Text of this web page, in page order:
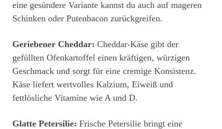
eine gesündere Variante kannst du auch auf mageren
Schinken oder Putenbacon zurückgreifen.
Geriebener Cheddar: Cheddar-Käse gibt der
gefüllten Ofenkartoffel einen kräftigen, würzigen
Geschmack und sorgt für eine cremige Konsistenz.
Käse liefert wertvolles Kalzium, Eiweiß und
fettlösliche Vitamine wie A und D.
Glatte Petersilie: Frische Petersilie bringt eine